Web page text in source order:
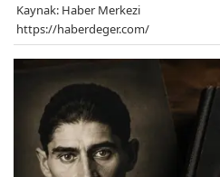
Kaynak: Haber Merkezi
https://haberdeger.com/